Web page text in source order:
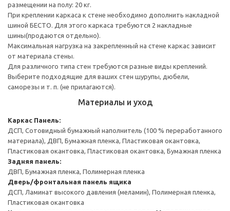
размещении на полу: 20 кг.
При креплении каркаса к стене необходимо дополнить накладной
шиной БЕСТО. Для этого каркаса требуются 2 накладные
шины(продаются отдельно).
Максимальная нагрузка на закрепленный на стене каркас зависит
от материала стены.
Для различного типа стен требуются разные виды креплений.
Выберите подходящие для ваших стен шурупы, дюбели,
саморезы и т. п. (не прилагаются).
Материалы и уход
Каркас Панель:
ДСП, Сотовидный бумажный наполнитель (100 % переработанного
материала), ДВП, Бумажная пленка, Пластиковая окантовка,
Пластиковая окантовка, Пластиковая окантовка, Бумажная пленка
Задняя панель:
ДВП, Бумажная пленка, Полимерная пленка
Дверь/фронтальная панель ящика
ДСП, Ламинат высокого давления (меламин), Полимерная пленка,
Пластиковая окантовка